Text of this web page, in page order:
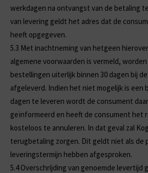
werkdagen na ontvangst van de betaling
van levering geldt het adres dat de
heeft opgegeven.
5.3 Met inachtneming van hetgeen
algemene voorwaarden is vermeld,
bestellingen uiterlijk binnen 30 dagen bij
afgeleverd. Indien het niet mogelijk is een
dagen te leveren wordt de consument
geïnformeerd en heeft de consument het
kosteloos te annuleren. In dat geval zal
terugbetaling zorgen. Dit geldt niet als de
leveringstermijn hebben afgesproken.
5.4 Overschrijding van genoemde levertijd